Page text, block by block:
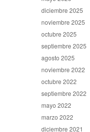
diciembre 2025
noviembre 2025
octubre 2025
septiembre 2025
agosto 2025
noviembre 2022
octubre 2022
septiembre 2022
mayo 2022
marzo 2022
diciembre 2021